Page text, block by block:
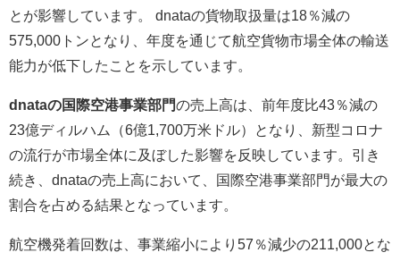
とが影響しています。 dnataの貨物取扱量は18％減の
575,000トンとなり、年度を通じて航空貨物市場全体の輸送
能力が低下したことを示しています。
dnataの国際空港事業部門の売上高は、前年度比43％減の
23億ディルハム（6億1,700万米ドル）となり、新型コロナ
の流行が市場全体に及ぼした影響を反映しています。引き
続き、dnataの売上高において、国際空港事業部門が最大の
割合を占める結果となっています。
航空機発着回数は、事業縮小により57％減少の211,000とな